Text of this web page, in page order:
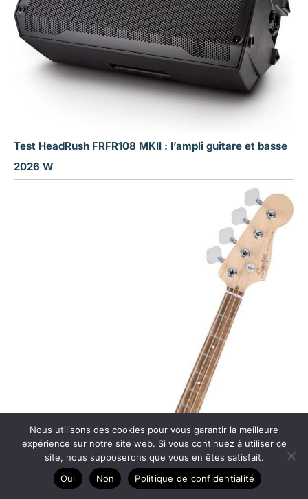
Test HeadRush FRFR108 MKII : l’ampli guitare et basse
2026 W
Nous utilisons des cookies pour vous garantir la meilleure
expérience sur notre site web. Si vous continuez à utiliser ce
site, nous supposerons que vous en êtes satisfait.
Oui
Non Politique de confidentialité